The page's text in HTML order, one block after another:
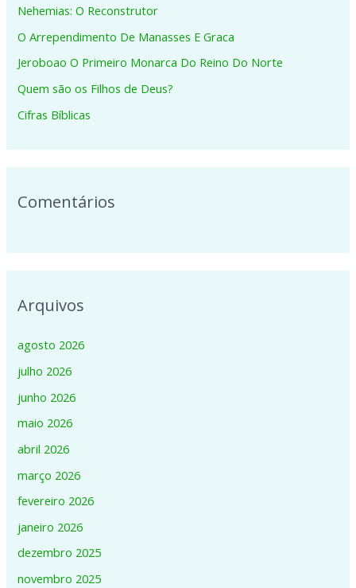
s
a
r
p
o
Nehemias: O Reconstrutor
O Arrependimento De Manasses E Graca
Jeroboao O Primeiro Monarca Do Reino Do Norte
Quem são os Filhos de Deus?
Cifras Bíblicas
Comentários
Arquivos
agosto 2026
julho 2026
junho 2026
maio 2026
abril 2026
março 2026
fevereiro 2026
janeiro 2026
dezembro 2025
novembro 2025